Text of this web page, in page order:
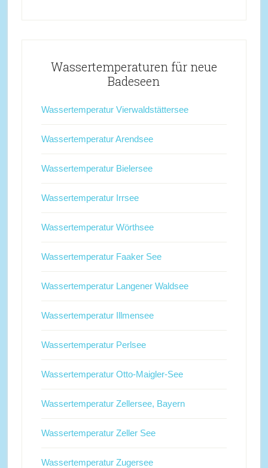
Wassertemperaturen für neue
Badeseen
Wassertemperatur Vierwaldstättersee
Wassertemperatur Arendsee
Wassertemperatur Bielersee
Wassertemperatur Irrsee
Wassertemperatur Wörthsee
Wassertemperatur Faaker See
Wassertemperatur Langener Waldsee
Wassertemperatur Illmensee
Wassertemperatur Perlsee
Wassertemperatur Otto-Maigler-See
Wassertemperatur Zellersee, Bayern
Wassertemperatur Zeller See
Wassertemperatur Zugersee